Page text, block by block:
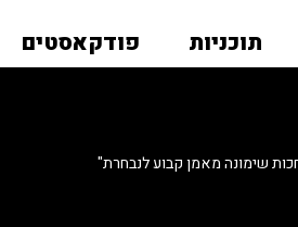
תוכניות פודקאסטים
שימונה מאמן קבוע לנבחרת"